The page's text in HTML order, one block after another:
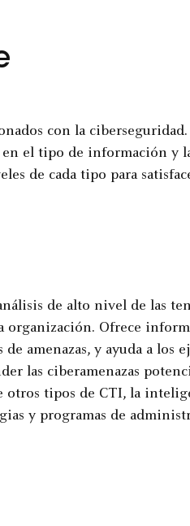
con la
en el tipo de información y
de cada tipo para
de alto nivel de las
organización. Ofrece
amenazas, y ayuda a los
las ciberamenazas
otros tipos de CTI, la
y programas de